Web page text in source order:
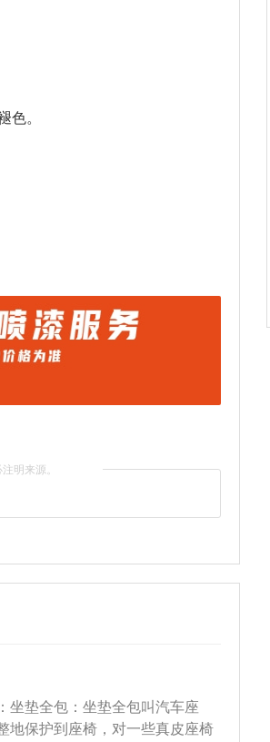
色。
明来源。
坐垫全包：坐垫全包叫汽车座
地保护到座椅，对一些真皮座椅